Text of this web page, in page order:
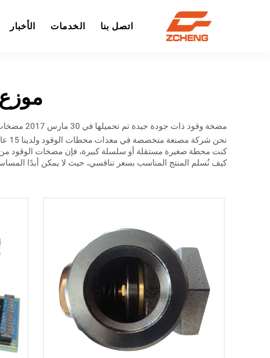
الأخبار الخدمات اتصل بنا
مضخة وقود ذات جودة جيدة تم تحميلها في 30 مارس 2017 مضخات وقود عالية الأداء للبيع معدات محطات الوقود.
كيف نُسلم المنتج المناسب بسعر تنافسي، حيث لا يمكن أبدًا